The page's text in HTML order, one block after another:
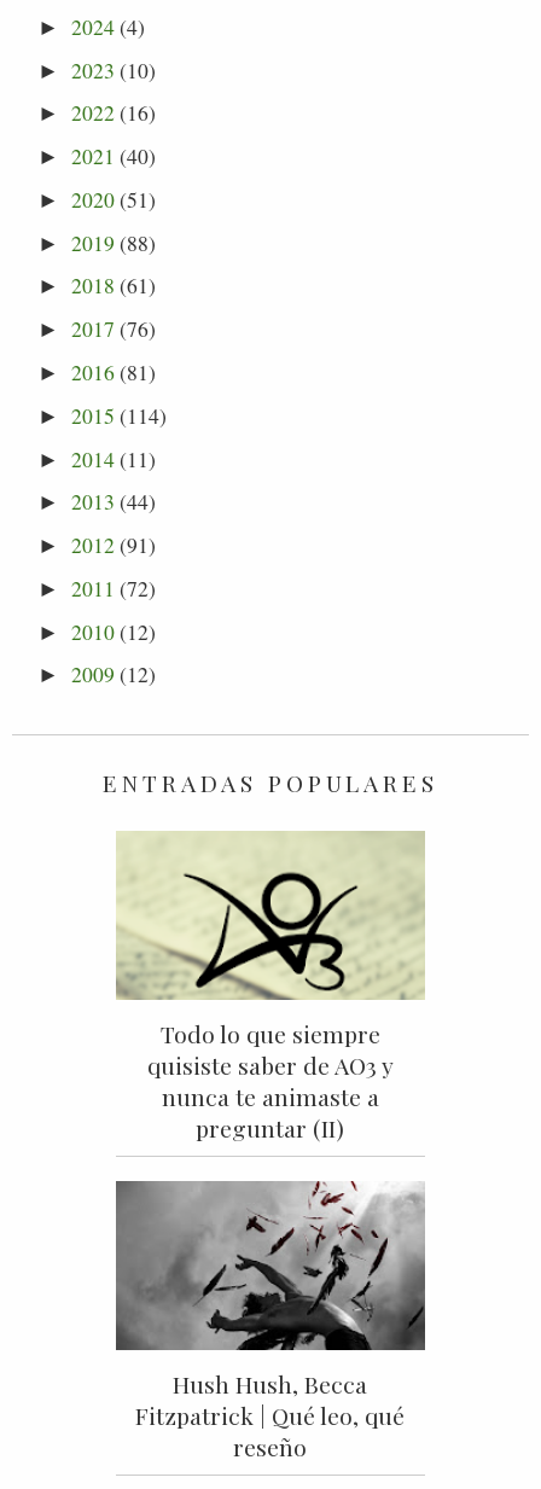
►2024(4)
►2023 (10)
►2022(16)
►2021 (40)
►2020(51)
►2019 (88)
►2018 (61)
►2017 (76)
►2016(81)
►2015 (114)
►2014(11)
►2013 (44)
►2012(91)
►2011 (72)
►2010(12)
►2009 (12)
ENTRADAS POPULARES
Todo lo que siempre
quisiste saber de AO3 y
nunca te animaste a
preguntar (II)
Hush Hush, Becca
Fitzpatrick | Qué leo, qué
reseño